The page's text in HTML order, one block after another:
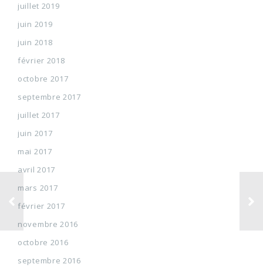
juillet 2019
juin 2019
juin 2018
février 2018
octobre 2017
septembre 2017
juillet 2017
juin 2017
mai 2017
avril 2017
mars 2017
février 2017
novembre 2016
octobre 2016
septembre 2016